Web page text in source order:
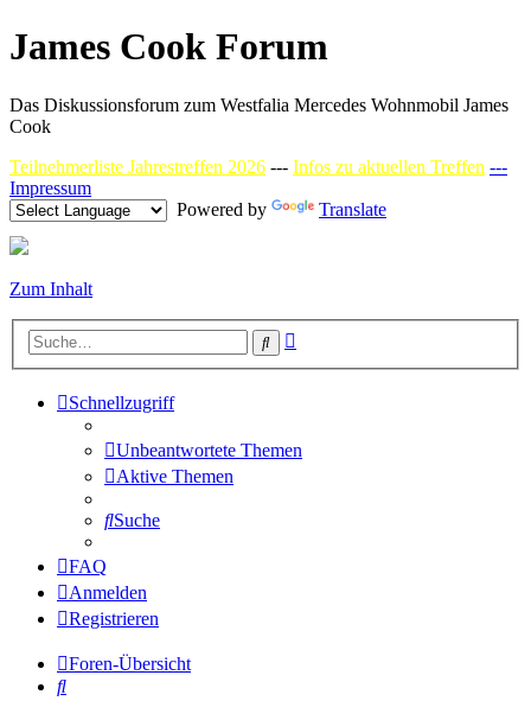
James Cook Forum
Das Diskussionsforum zum Westfalia Mercedes Wohnmobil James
Cook
Teilnehmerliste Jahrestreffen 2026 --- Infos zu aktuellen Treffen ---
Impressum
Powered by
Translate
Zum Inhalt
Suche
Schnellzugriff
Unbeantwortete Themen
Aktive Themen
Suche
FAQ
Anmelden
Registrieren
Foren-Übersicht
Suche